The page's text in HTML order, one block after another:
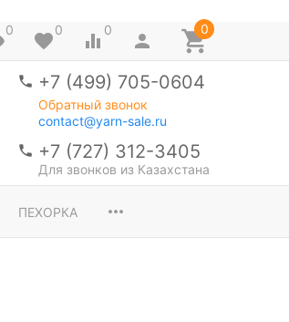
0 0 0 0
+7 (499) 705-0604
Обратный звонок
contact@yarn-sale.ru
+7 (727) 312-3405
Для звонков из Казахстана
ПЕХОРКА